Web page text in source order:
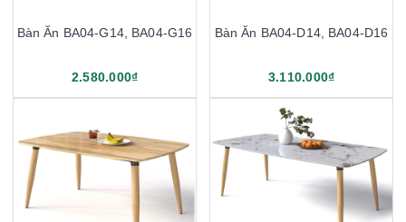
Bàn Ăn BA04-G14, BA04-G16
2.580.000₫
Bàn Ăn BA04-D14, BA04-D16
3.110.000₫